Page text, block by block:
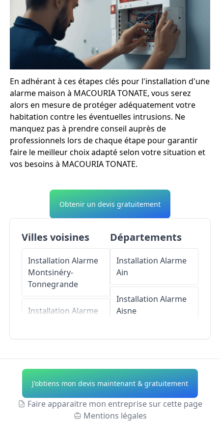
En adhérant à ces étapes clés pour l'installation d'une
alarme maison à MACOURIA TONATE, vous serez
alors en mesure de protéger adéquatement votre
habitation contre les éventuelles intrusions. Ne
manquez pas à prendre conseil auprès de
professionnels lors de chaque étape pour garantir
faire le meilleur choix adapté selon votre situation et
vos besoins à MACOURIA TONATE.
Obtenir un devis gratuitement
Villes voisines
Installation Alarme
Montsinéry-
Tonnegrande
Installation Alarme
Cayenne
Départements
Installation Alarme
Ain
Installation Alarme
Aisne
Installation Alarme
Alpes-de-Haute-
Provence
J'obtiens mon devis maintenant & gratuitement
Faire apparaitre mon entreprise sur cette page
Mentions légales